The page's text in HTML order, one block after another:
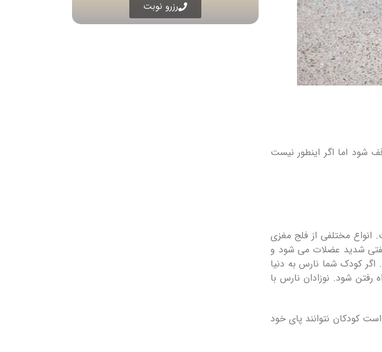
شود اما اگر اینطور نیست
انواع مختلفی از فلج مغزی
سفتی شدید عضلات می شود و
اگر کودک شما نارس به دنیا
شود. نوزادان نارس با
کودکان نتوانند پای خود
رزرو نوبت